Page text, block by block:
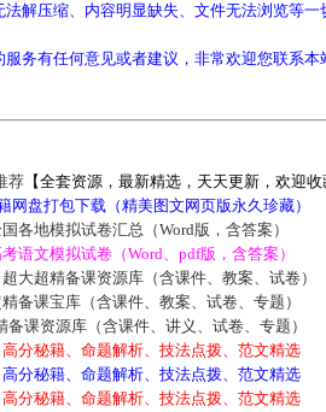
解压缩、内容明显缺失、文件无法浏览等
务有任何意见或者建议，非常欢迎您联系
荐【全套资源，最新精选，天天更新，欢迎收
网盘打包下载（精美图文网页版永久珍藏）
各地模拟试卷汇总（Word版，含答案）
语文模拟试卷（Word、pdf版，含答案）
大超精备课资源库（含课件、教案、试卷）
备课宝库（含课件、教案、试卷、专题）
课资源库（含课件、讲义、试卷、专题）
分秘籍、命题解析、技法点拨、范文精选
分秘籍、命题解析、技法点拨、范文精选
分秘籍、命题解析、技法点拨、范文精选